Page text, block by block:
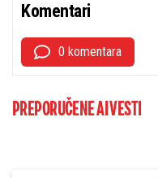
Komentari
0 komentara
PREPORUČENE AI VESTI